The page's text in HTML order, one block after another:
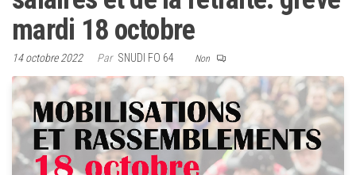
mardi 18 octobre
14 octobre 2022 Par SNUDI FO 64 Non